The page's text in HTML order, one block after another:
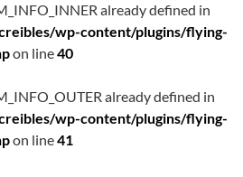
already defined in
wp-content/plugins/flying-
on line40
already defined in
wp-content/plugins/flying-
on line41